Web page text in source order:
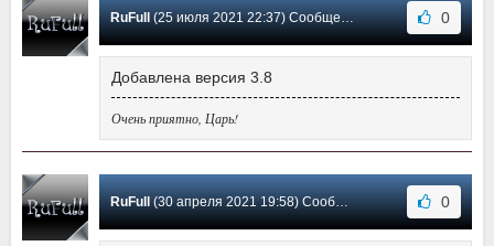
RuFull (25 июля 2021 22:37) Сообщение #12 0
Добавлена версия 3.8
Очень приятно, Царь!
RuFull (30 апреля 2021 19:58) Сообщение #11 0